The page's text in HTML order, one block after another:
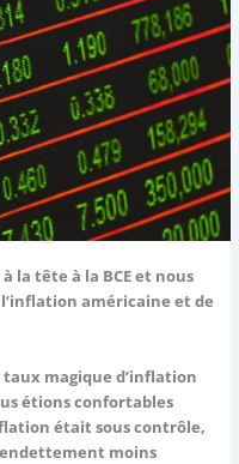
la tête à la BCE et nous
américaine et de
taux magique d’inflation
étions confortables
était sous contrôle,
moins